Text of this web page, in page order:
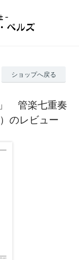
ショップへ戻る
管楽七重奏
のレビュー